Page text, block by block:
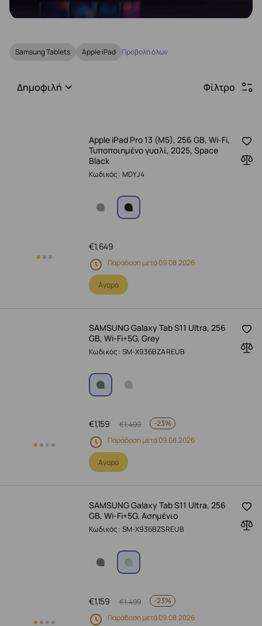
Samsung Tablets Apple iPad Προβολή όλων
Δημοφιλή Φίλτρο
Apple iPad Pro 13 (M5), 256 GB, Wi-Fi,
Τυποποιημένο γυαλί, 2025, Space
Black
Κωδικός: MDYJ4
1,649
€
Παράδοση μετά 09.08.2026
Αγορά
SAMSUNG Galaxy Tab S11 Ultra, 256
GB, Wi-Fi+5G, Grey
Κωδικός: SM-X936BZAREUB
1,159
€ 1,499
€ -23%
Παράδοση μετά 09.08.2026
Αγορά
SAMSUNG Galaxy Tab S11 Ultra, 256
GB, Wi-Fi+5G, Ασημένιο
Κωδικός: SM-X936BZSREUB
1,159
€ 1,499
€ -23%
Παράδοση μετά 09.08.2026